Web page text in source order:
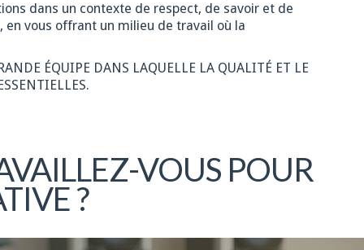
dans un contexte de respect, de savoir et de
vous offrant un milieu de travail où la
ÉQUIPE DANS LAQUELLE LA QUALITÉ ET LE
VOUS POUR
?